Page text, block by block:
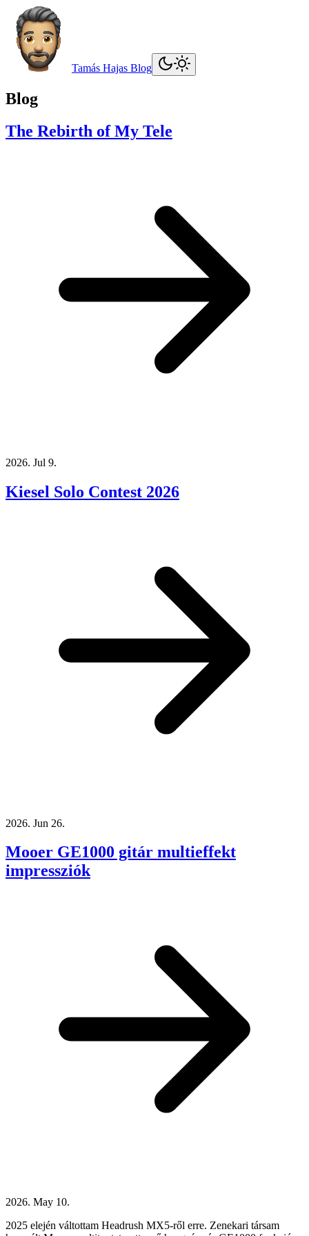
Tamás Hajas Blog
Blog
The Rebirth of My Tele
2026. Jul 9.
Kiesel Solo Contest 2026
2026. Jun 26.
Mooer GE1000 gitár multieffekt
impressziók
2026. May 10.
2025 elején váltottam Headrush MX5-ről erre. Zenekari társam